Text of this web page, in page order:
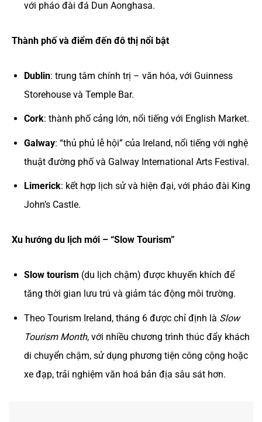
với pháo đài đá Dun Aonghasa.
Thành phố và điểm đến đô thị nổi bật
Dublin: trung tâm chính trị – văn hóa, với Guinness
Storehouse và Temple Bar.
Cork: thành phố cảng lớn, nổi tiếng với English Market.
Galway: “thủ phủ lễ hội” của Ireland, nổi tiếng với nghệ
thuật đường phố và Galway International Arts Festival.
Limerick: kết hợp lịch sử và hiện đại, với pháo đài King
John’s Castle.
Xu hướng du lịch mới – “Slow Tourism”
Slow tourism (du lịch chậm) được khuyến khích để
tăng thời gian lưu trú và giảm tác động môi trường.
Theo Tourism Ireland, tháng 6 được chỉ định là Slow
Tourism Month, với nhiều chương trình thúc đẩy khách
di chuyển chậm, sử dụng phương tiện công cộng hoặc
xe đạp, trải nghiệm văn hoá bản địa sâu sát hơn.